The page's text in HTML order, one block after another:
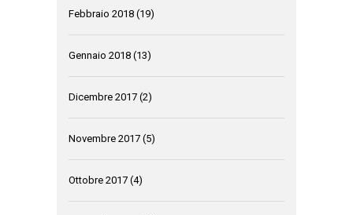
Febbraio 2018 (19)
Gennaio 2018 (13)
Dicembre 2017 (2)
Novembre 2017 (5)
Ottobre 2017 (4)